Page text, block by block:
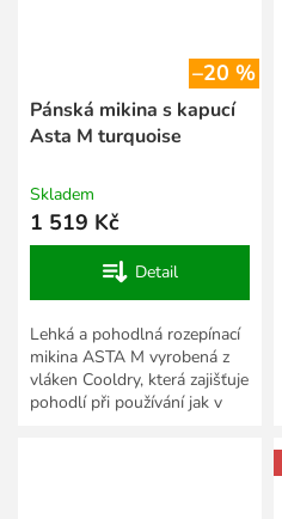
–20 %
Pánská mikina s kapucí
Asta M turquoise
Skladem
1 519 Kč
Detail
Lehká a pohodlná rozepínací
mikina ASTA M vyrobená z
vláken Cooldry, která zajišťuje
pohodlí při používání jak v